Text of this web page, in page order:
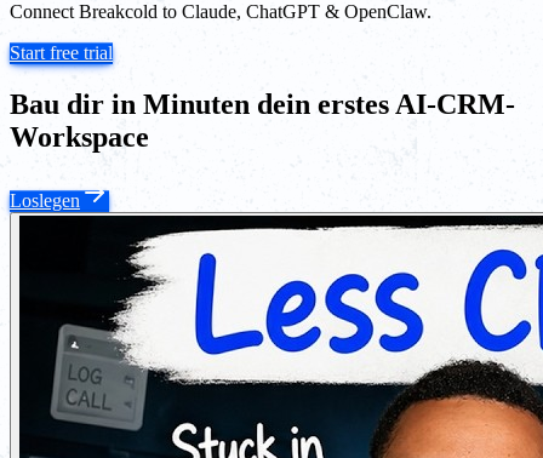
Connect Breakcold to Claude, ChatGPT & OpenClaw.
Start free trial
Bau dir in Minuten dein erstes AI-CRM-
Workspace
Loslegen